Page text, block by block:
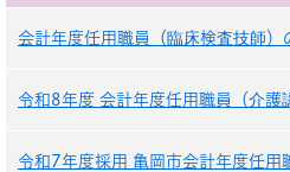
会計年度任用職員（臨床検査技師）
令和8年度 会計年度任用職員（介護
令和7年度採用 亀岡市会計年度任用